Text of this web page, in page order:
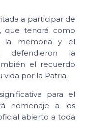
a participar de
que tendrá como
la memoria y el
defendieron la
el recuerdo
por la Patria.
para el
homenaje a los
abierto a toda